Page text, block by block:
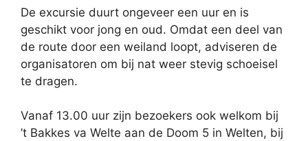
De excursie duurt ongeveer een uur en is
geschikt voor jong en oud. Omdat een deel van
de route door een weiland loopt, adviseren de
organisatoren om bij nat weer stevig schoeisel
te dragen.
Vanaf 13.00 uur zijn bezoekers ook welkom bij
’t Bakkes va Welte aan de Doom 5 in Welten, bij